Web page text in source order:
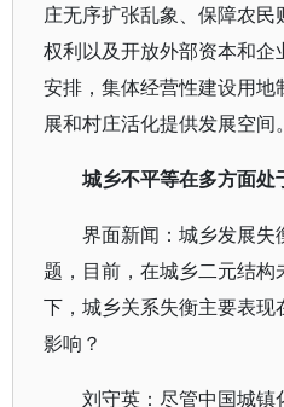
庄无序扩张乱象、保障农
权利以及开放外部资本和
安排，集体经营性建设用
展和村庄活化提供发展空间。
城乡不平等在多方面处
界面新闻：城乡发展失
题，目前，在城乡二元结
下，城乡关系失衡主要表
影响？
刘守英：尽管中国城镇